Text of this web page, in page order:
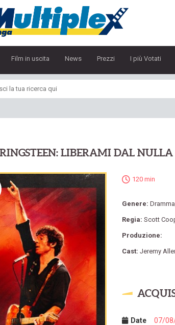
Film in uscita News Prezzi I più Votati
LIBERAMI DAL NULLA
120 min
Genere:Dramma
Regia:Scott
Produzione:
Cast:Jeremy
Date